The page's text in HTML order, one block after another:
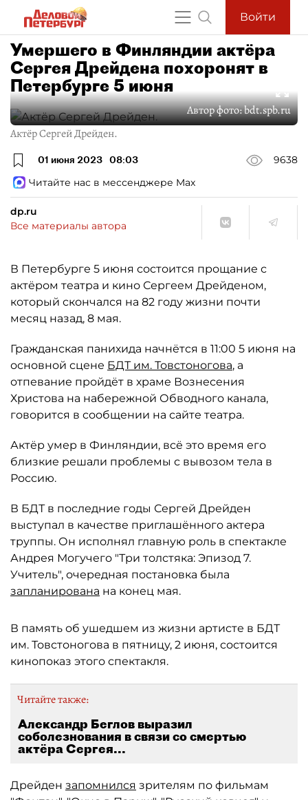
Войти
Умершего в Финляндии актёра
Сергея Дрейдена похоронят в
Петербурге 5 июня
Автор фото:bdt.spb.ru
Актёр Сергей Дрейден.
01 июня 2023 08:03
9638
Читайте нас в мессенджере Max
dp.ru
Все материалы автора
В Петербурге 5 июня состоится прощание с
актёром театра и кино Сергеем Дрейденом,
который скончался на 82 году жизни почти
месяц назад, 8 мая.
Гражданская панихида начнётся в 11:00 5 июня на
основной сцене БДТ им. Товстоногова, а
отпевание пройдёт в храме Вознесения
Христова на набережной Обводного канала,
говорится в сообщении на сайте театра.
Актёр умер в Финляндии, всё это время его
близкие решали проблемы с вывозом тела в
Россию.
В БДТ в последние годы Сергей Дрейден
выступал в качестве приглашённого актера
труппы. Он исполнял главную роль в спектакле
Андрея Могучего "Три толстяка: Эпизод 7.
Учитель", очередная постановка была
запланирована на конец мая.
В память об ушедшем из жизни артисте в БДТ
им. Товстоногова в пятницу, 2 июня, состоится
кинопоказ этого спектакля.
Читайте также:
Александр Беглов выразил
соболезнования в связи со смертью
актёра Сергея...
Дрейден запомнился зрителям по фильмам